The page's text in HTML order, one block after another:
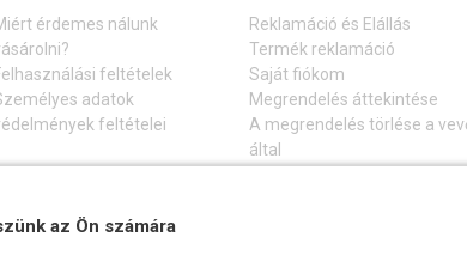
érdemes nálunk
feltételek
adatok
feltételei
Reklamáció és Elállás
Termék reklamáció
Saját fiókom
Megrendelés áttekintése
A megrendelés törlése a
által
az Ön számára